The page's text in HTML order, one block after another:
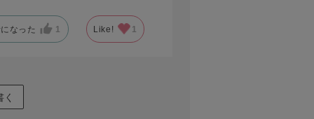
なった 1 Like! 1